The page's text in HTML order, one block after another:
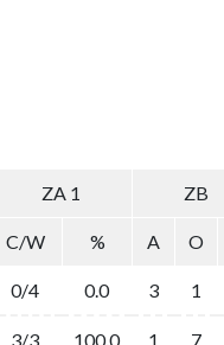
ZA 1
ZB
C/W % A O
0/4 0.0 3 1
3/3 100.0 1 7